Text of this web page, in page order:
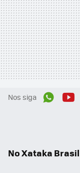
Nos siga
No Xataka